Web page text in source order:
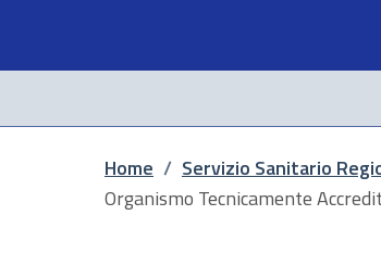
Briciole di
Home / Servizio Sanitario
Organismo Tecnicamente